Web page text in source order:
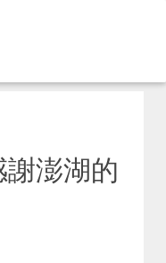
謝澎湖的